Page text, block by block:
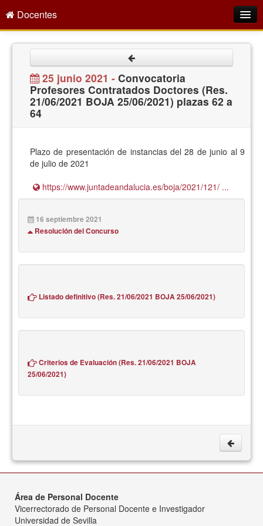
Docentes
Empleo Público
Gestión PDI
Formación y Evaluación
Acción Social
Directorio
25 junio 2021 - Convocatoria
Profesores Contratados Doctores (Res.
21/06/2021 BOJA 25/06/2021) plazas 62 a
64
Plazo de presentación de instancias del 28 de junio al 9
de julio de 2021
https://www.juntadeandalucia.es/boja/2021/121/ ...
16 septiembre 2021
Resolución del Concurso
Listado definitivo (Res. 21/06/2021 BOJA 25/06/2021)
Criterios de Evaluación (Res. 21/06/2021 BOJA
25/06/2021)
Área de Personal Docente
Vicerrectorado de Personal Docente e Investigador
Universidad de Sevilla